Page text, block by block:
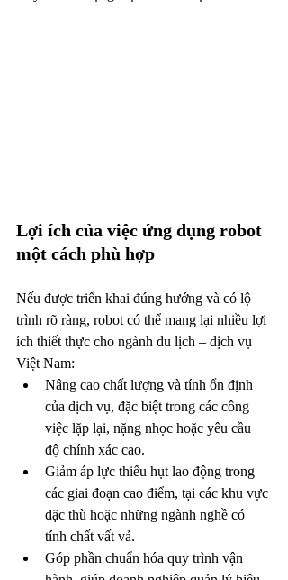
Lợi ích của việc ứng dụng robot
một cách phù hợp
Nếu được triển khai đúng hướng và có lộ
trình rõ ràng, robot có thể mang lại nhiều lợi
ích thiết thực cho ngành du lịch – dịch vụ
Việt Nam:
Nâng cao chất lượng và tính ổn định
của dịch vụ, đặc biệt trong các công
việc lặp lại, nặng nhọc hoặc yêu cầu
độ chính xác cao.
Giảm áp lực thiếu hụt lao động trong
các giai đoạn cao điểm, tại các khu vực
đặc thù hoặc những ngành nghề có
tính chất vất vả.
Góp phần chuẩn hóa quy trình vận